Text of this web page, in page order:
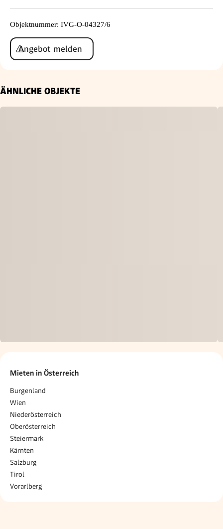
Objektnummer: IVG-O-04327/6
Angebot melden
ÄHNLICHE OBJEKTE
Mieten in Österreich
Burgenland
Wien
Niederösterreich
Oberösterreich
Steiermark
Kärnten
Salzburg
Tirol
Vorarlberg